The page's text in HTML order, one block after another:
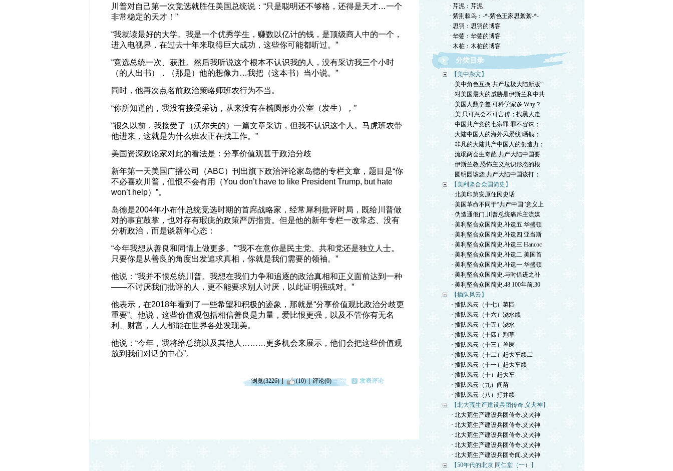
川普对自己第一次竞选就胜任美国总统说：“只是聪明还不够格，还得是天才…一个
非常稳定的天才！”
“我就读最好的大学。我是一个优秀学生，赚数以亿计的钱，是顶级商人中的一个，
进入电视界，在过去十年来取得巨大成功，这些你可能都听过。”
“竞选总统一次、获胜。然后我听说这个根本不认识我的人，没有采访我三个小时
（的人出书），（那是）他的想像力…我把（这本书）当小说。”
同时，他再次点名前政治策略师班农行为不当。
“你所知道的，我没有接受采访，从来没有在椭圆形办公室（发生），”
“很久以前，我接受了（沃尔夫的）一篇文章采访，但我不认识这个人。马虎班农带
他进来，这就是为什么班农正在找工作。”
美国资深政论家对此的看法是：分享价值观甚于政治分歧
新年第一天美国广播公司（ABC）刊出旗下政治评论家岛德的专栏文章，题目是“你
不必喜欢川普，但恨不会有用（You don’t have to like President Trump, but hate
won’t help）”。
岛德是2004年小布什总统竞选时期的首席战略家，经常犀利批评时局，既给川普做
对的事宜鼓掌，也对存有瑕疵的政策严厉指责。但是他的新年专栏一改常态、没有
分析政治，而是谈新年心态：
“今年我想从善良和同情上做更多。”“我不在意你是民主党、共和党还是独立人士。
只要你是从善良的角度出发追求真相，你就是我们需要的领袖。”
他说：“我并不恨总统川普。我想在我们力争和追逐的政治真相和正义面前达到一种
——不讨厌我们批评的人，更不能要求别人讨厌，以此证明强或对。”
他表示，在2018年看到了一些希望和积极的迹象，那就是“分享价值观比政治分歧更
重要”。他说，这些价值观包括相信善良是力量，爱比恨更强，以及不管你有无名
利、财富，人人都能在世界各处发现美。
他说：“今年，我将给总统以及其他人………更多机会来展示，他们会把这些价值观
放到我们对话的中心”。
浏览(3226) (10) 评论(0) 发表评论
· 芹泥：芹泥
· 紫荆棘鸟：-*-紫色王家思絮絮-*-
· 思羽：思羽的博客
· 华蓥：华蓥的博客
· 木桩：木桩的博客
分类目录
【美中杂文】
· 美中角色互换.共产垃圾大陆新版“
· 对美国最大的威胁是伊斯兰和中共
· 美国人数学差.可科学家多.Why？
· 美.只可意会不可言传；找黑人走
· 中国共产党的七宗罪.罪不容诛；
· 大陆中国人的海外风景线.晒钱；
· 非凡的大陆共产中国人的创造力；
· 流氓两会生奇葩.共产大陆中国要
· 伊斯兰教.恐怖主义意识形态的根
· 圆明园该烧.共产大陆中国该打；
【美利坚合众国简史】
· 北美印第安原住民史话
· 美国革命不同于“共产中国”意义上
· 伪造通俄门.川普总统痛斥主流媒
· 美利坚合众国简史.补遗五.华盛顿
· 美利坚合众国简史.补遗四.亚当斯
· 美利坚合众国简史.补遗三.Hancoc
· 美利坚合众国简史.补遗二.美国首
· 美利坚合众国简史.补遗一.华盛顿
· 美利坚合众国简史.与时俱进之补
· 美利坚合众国简史.48.100年前.30
【插队风云】
· 插队风云（十七）菜园
· 插队风云（十六）浇水续
· 插队风云（十五）浇水
· 插队风云（十四）割草
· 插队风云（十三）兽医
· 插队风云（十二）赶大车续二
· 插队风云（十一）赶大车续
· 插队风云（十）赶大车
· 插队风云（九）间苗
· 插队风云（八）打井续
【北大荒生产建设兵团传奇.义犬神】
· 北大荒生产建设兵团传奇.义犬神
· 北大荒生产建设兵团传奇.义犬神
· 北大荒生产建设兵团传奇.义犬神
· 北大荒生产建设兵团传奇.义犬神
· 北大荒生产建设兵团奇闻.义犬神
【50年代的北京.同仁堂（一）】